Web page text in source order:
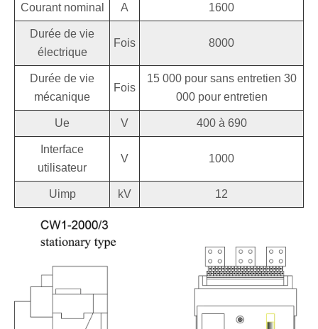
Courant nominal A 1600
Durée de vie
électrique
Fois 8000
Durée de vie
mécanique
Fois
15 000 pour sans entretien 30
000 pour entretien
Ue V 400 à 690
Interface
utilisateur
V 1000
Uimp kV 12